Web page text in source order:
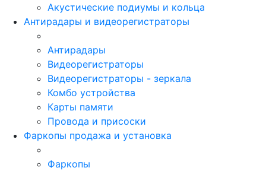
Акустические подиумы и кольца
Антирадары и видеорегистраторы
Антирадары
Видеорегистраторы
Видеорегистраторы - зеркала
Комбо устройства
Карты памяти
Провода и присоски
Фаркопы продажа и установка
Фаркопы